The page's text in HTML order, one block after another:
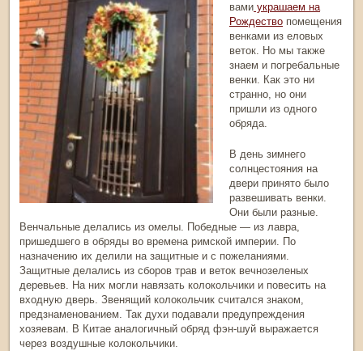
вами украшаем на
Рождество помещения
венками из еловых
веток. Но мы также
знаем и погребальные
венки. Как это ни
странно, но они
пришли из одного
обряда.
В день зимнего
солнцестояния на
двери принято было
развешивать венки.
Они были разные.
Венчальные делались из омелы. Победные — из лавра,
пришедшего в обряды во времена римской империи. По
назначению их делили на защитные и с пожеланиями.
Защитные делались из сборов трав и веток вечнозеленых
деревьев. На них могли навязать колокольчики и повесить на
входную дверь. Звенящий колокольчик считался знаком,
предзнаменованием. Так духи подавали предупреждения
хозяевам. В Китае аналогичный обряд фэн-шуй выражается
через воздушные колокольчики.